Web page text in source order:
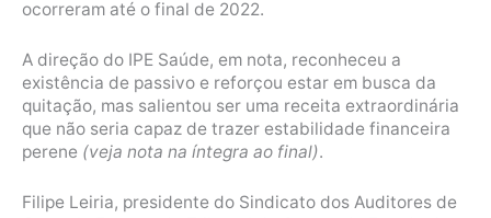
ocorreram até o final de 2022.
A direção do IPE Saúde, em nota, reconheceu a
existência de passivo e reforçou estar em busca da
quitação, mas salientou ser uma receita extraordinária
que não seria capaz de trazer estabilidade financeira
perene (veja nota na íntegra ao final).
Filipe Leiria, presidente do Sindicato dos Auditores de